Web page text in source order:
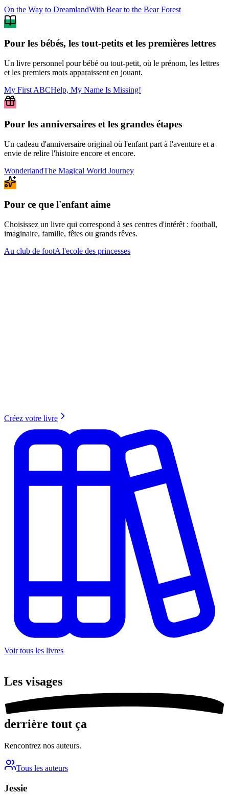
On the Way to DreamlandWith Bear to the Bear Forest
Pour les bébés, les tout-petits et les premières lettres
Un livre personnel pour bébé ou tout-petit, où le prénom, les lettres
et les premiers mots apparaissent en jouant.
My First ABCHelp, My Name Is Missing!
Pour les anniversaires et les grandes étapes
Un cadeau d'anniversaire original où l'enfant part à l'aventure et a
envie de relire l'histoire encore et encore.
WonderlandThe Magical World Journey
Pour ce que l'enfant aime
Choisissez un livre qui correspond à ses centres d'intérêt : football,
imaginaire, famille, fêtes ou grands rêves.
Au club de footA l'ecole des princesses
Créez votre livre
Voir tous les livres
Les visages
derrière tout ça
Rencontrez nos auteurs.
Tous les auteurs
Jessie